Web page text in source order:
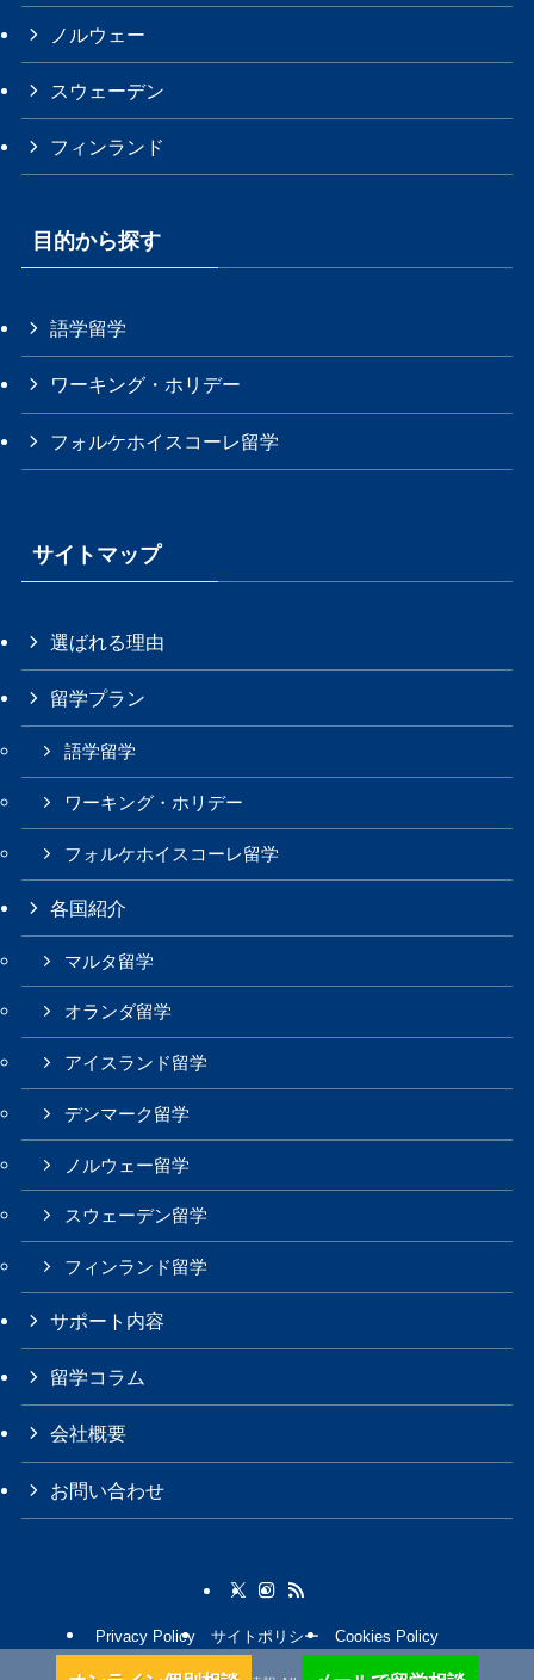
ノルウェー
スウェーデン
フィンランド
目的から探す
語学留学
ワーキング・ホリデー
フォルケホイスコーレ留学
サイトマップ
選ばれる理由
留学プラン
語学留学
ワーキング・ホリデー
フォルケホイスコーレ留学
各国紹介
マルタ留学
オランダ留学
アイスランド留学
デンマーク留学
ノルウェー留学
スウェーデン留学
フィンランド留学
サポート内容
留学コラム
会社概要
お問い合わせ
Privacy Policy サイトポリシー Cookies Policy